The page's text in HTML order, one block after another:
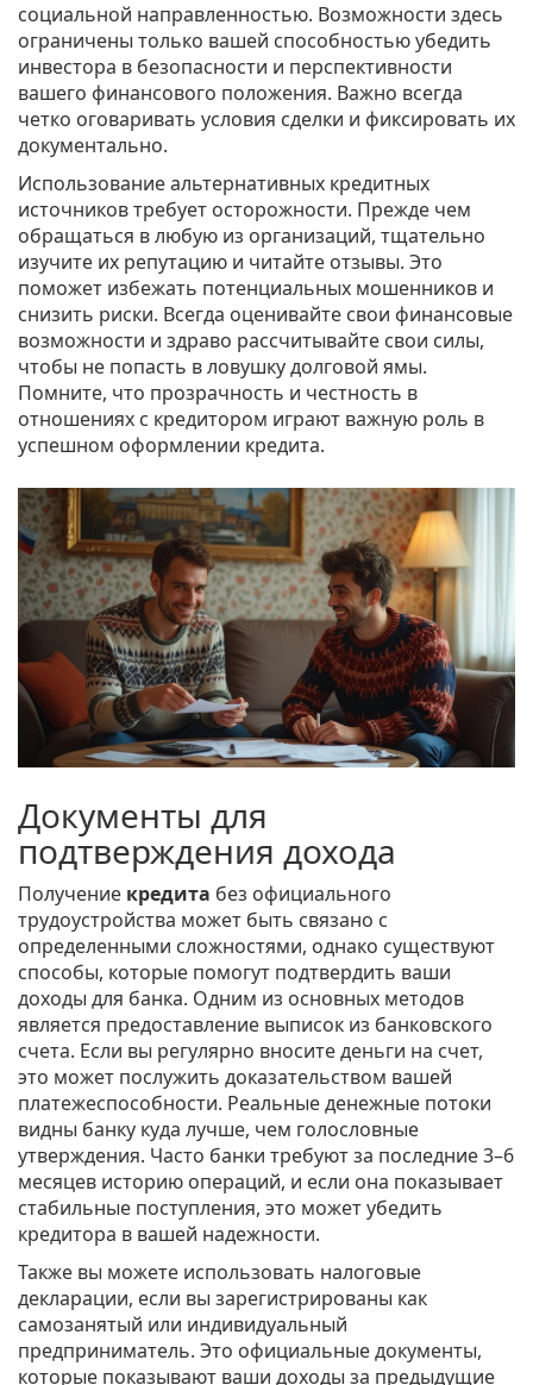
социальной направленностью. Возможности здесь
ограничены только вашей способностью убедить
инвестора в безопасности и перспективности
вашего финансового положения. Важно всегда
четко оговаривать условия сделки и фиксировать их
документально.
Использование альтернативных кредитных
источников требует осторожности. Прежде чем
обращаться в любую из организаций, тщательно
изучите их репутацию и читайте отзывы. Это
поможет избежать потенциальных мошенников и
снизить риски. Всегда оценивайте свои финансовые
возможности и здраво рассчитывайте свои силы,
чтобы не попасть в ловушку долговой ямы.
Помните, что прозрачность и честность в
отношениях с кредитором играют важную роль в
успешном оформлении кредита.
Документы для
подтверждения дохода
Получение кредита без официального
трудоустройства может быть связано с
определенными сложностями, однако существуют
способы, которые помогут подтвердить ваши
доходы для банка. Одним из основных методов
является предоставление выписок из банковского
счета. Если вы регулярно вносите деньги на счет,
это может послужить доказательством вашей
платежеспособности. Реальные денежные потоки
видны банку куда лучше, чем голословные
утверждения. Часто банки требуют за последние 3–6
месяцев историю операций, и если она показывает
стабильные поступления, это может убедить
кредитора в вашей надежности.
Также вы можете использовать налоговые
декларации, если вы зарегистрированы как
самозанятый или индивидуальный
предприниматель. Это официальные документы,
которые показывают ваши доходы за предыдущие